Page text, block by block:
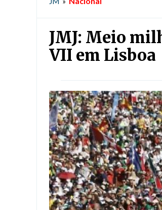
JMJ: Meio
VII em Lisboa